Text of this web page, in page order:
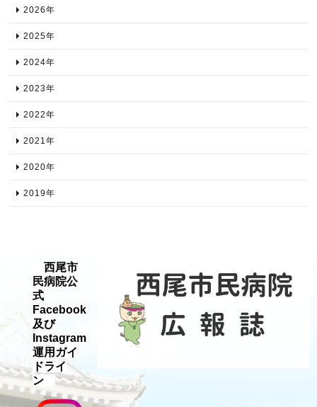
2026年​
2025年​
2024年​
2023年​
2022年​
2021年​
2020年​
2019年​
西尾市
民病院公
式
Facebook
及び
Instagram
運用ガイ
ドライ
ン